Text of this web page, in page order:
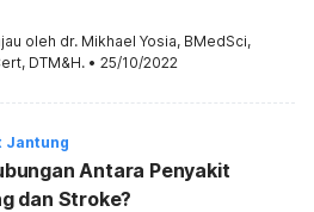
oleh dr. Mikhael Yosia, BMedSci,
DTM&H. • 25/10/2022
Jantung
Antara Penyakit
dan Stroke?